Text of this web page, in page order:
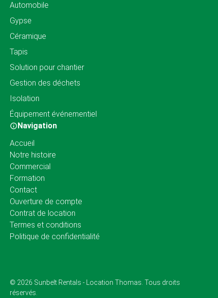
Automobile
Gypse
Céramique
Tapis
Solution pour chantier
Gestion des déchets
Isolation
Équipement événementiel
Navigation
Accueil
Notre histoire
Commercial
Formation
Contact
Ouverture de compte
Contrat de location
Termes et conditions
Politique de confidentialité
© 2026 Sunbelt Rentals - Location Thomas. Tous droits
réservés.